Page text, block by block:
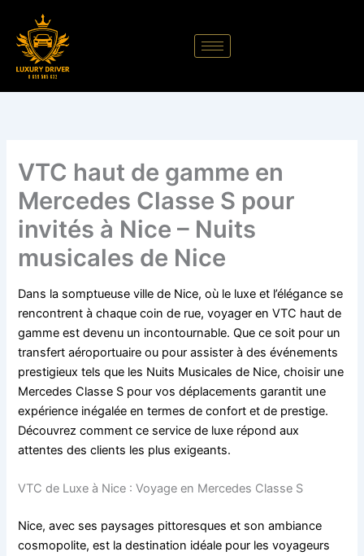
contenu
VTC haut de gamme en
Mercedes Classe S pour
invités à Nice – Nuits
musicales de Nice
Dans la somptueuse ville de Nice, où le luxe et l’élégance se
rencontrent à chaque coin de rue, voyager en VTC haut de
gamme est devenu un incontournable. Que ce soit pour un
transfert aéroportuaire ou pour assister à des événements
prestigieux tels que les Nuits Musicales de Nice, choisir une
Mercedes Classe S pour vos déplacements garantit une
expérience inégalée en termes de confort et de prestige.
Découvrez comment ce service de luxe répond aux
attentes des clients les plus exigeants.
VTC de Luxe à Nice : Voyage en Mercedes Classe S
Nice, avec ses paysages pittoresques et son ambiance
cosmopolite, est la destination idéale pour les voyageurs